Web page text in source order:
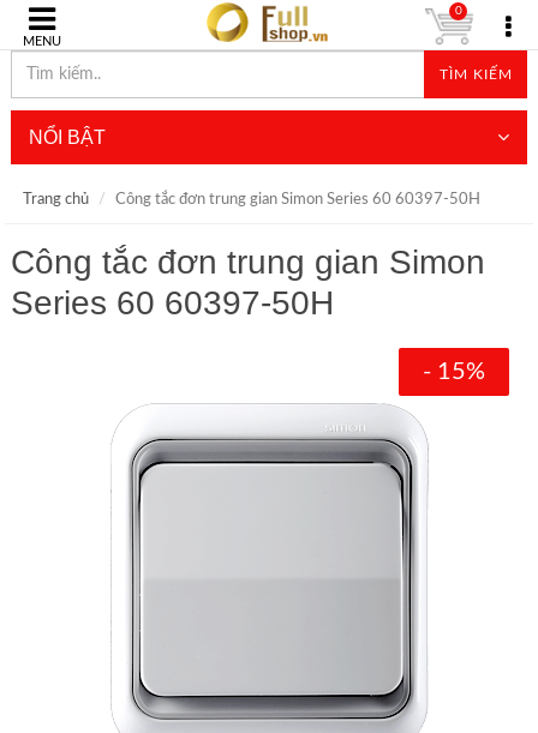
MENU
TÌM KIẾM
0
NỔI BẬT
Trang chủ Công tắc đơn trung gian Simon Series 60 60397-50H
Công tắc đơn trung gian Simon
Series 60 60397-50H
- 15%